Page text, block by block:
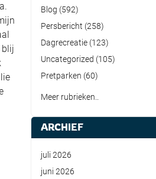
blij
Blog (592)
Persbericht (258)
Dagrecreatie (123)
Uncategorized (105)
Pretparken (60)
Meer rubrieken..
ARCHIEF
juli 2026
juni 2026